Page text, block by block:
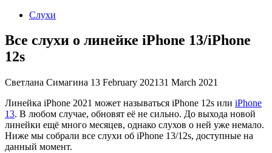
Слухи
Все слухи о линейке iPhone 13/iPhone
12s
Светлана Симагина 13 February 202131 March 2021
Линейка iPhone 2021 может называться iPhone 12s или iPhone
13. В любом случае, обновят её не сильно. До выхода новой
линейки ещё много месяцев, однако слухов о ней уже немало.
Ниже мы собрали все слухи об iPhone 13/12s, доступные на
данный момент.